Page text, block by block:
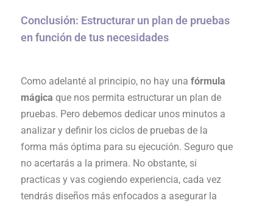
Conclusión: Estructurar un plan de pruebas
en función de tus necesidades
Como adelanté al principio, no hay una fórmula
mágica que nos permita estructurar un plan de
pruebas. Pero debemos dedicar unos minutos a
analizar y definir los ciclos de pruebas de la
forma más óptima para su ejecución. Seguro que
no acertarás a la primera. No obstante, si
practicas y vas cogiendo experiencia, cada vez
tendrás diseños más enfocados a asegurar la